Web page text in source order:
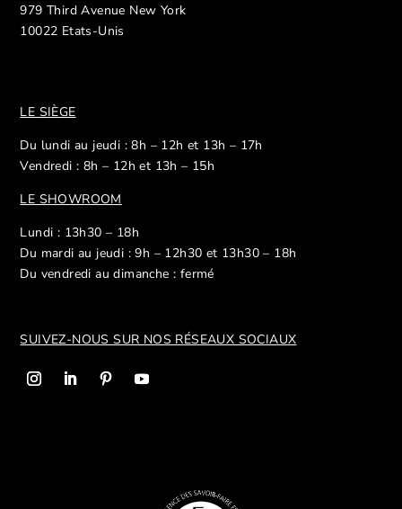
979 Third Avenue New York
10022 Etats-Unis
LE SIÈGE
Du lundi au jeudi : 8h – 12h et 13h – 17h
Vendredi : 8h – 12h et 13h – 15h
LE SHOWROOM
Lundi : 13h30 – 18h
Du mardi au jeudi : 9h – 12h30 et 13h30 – 18h
Du vendredi au dimanche : fermé
SUIVEZ-NOUS SUR NOS RÉSEAUX SOCIAUX